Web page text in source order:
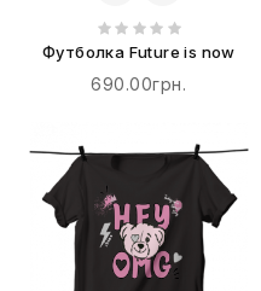
Футболка Future is now
690.00грн.